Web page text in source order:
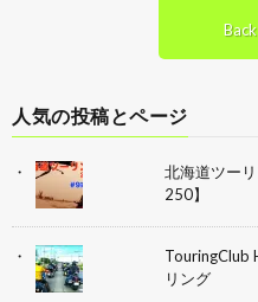
人気の投稿とページ
北海道ツー
250】
TouringClub
リング